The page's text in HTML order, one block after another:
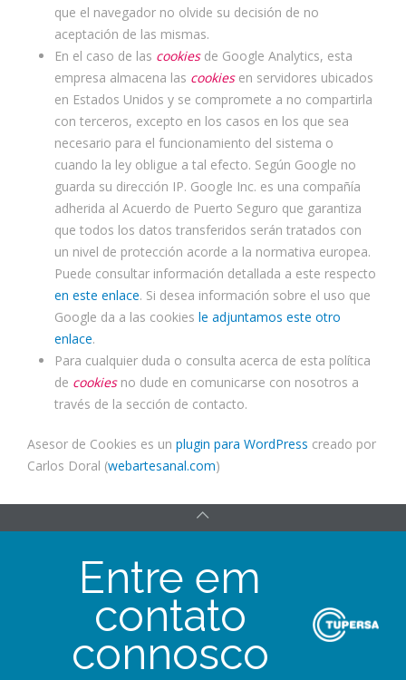
que el navegador no olvide su decisión de no
aceptación de las mismas.
En el caso de las cookiesde Google Analytics, esta
empresa almacena las cookiesen servidores ubicados
en Estados Unidos y se compromete a no compartirla
con terceros, excepto en los casos en los que sea
necesario para el funcionamiento del sistema o
cuando la ley obligue a tal efecto. Según Google no
guarda su dirección IP. Google Inc. es una compañía
adherida al Acuerdo de Puerto Seguro que garantiza
que todos los datos transferidos serán tratados con
un nivel de protección acorde a la normativa europea.
Puede consultar información detallada a este respecto
en este enlace. Si desea información sobre el uso que
Google da a las cookies le adjuntamos este otro
enlace.
Para cualquier duda o consulta acerca de esta política
de cookiesno dude en comunicarse con nosotros a
través de la sección de contacto.
Asesor de Cookies es un plugin para WordPress creado por
Carlos Doral (webartesanal.com)
Entre em
contato
connosco